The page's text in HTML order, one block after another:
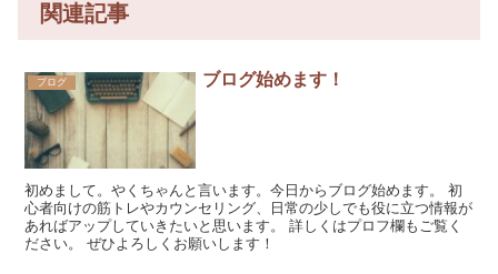
関連記事
ブログ ブログ始めます！
初めまして。やくちゃんと言います。今日からブログ始めます。 初
心者向けの筋トレやカウンセリング、日常の少しでも役に立つ情報が
あればアップしていきたいと思います。 詳しくはプロフ欄もご覧く
ださい。 ぜひよろしくお願いします！